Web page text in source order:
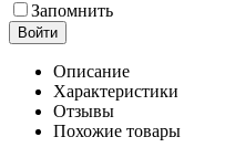
Запомнить
Войти
Описание
Характеристики
Отзывы
Похожие товары